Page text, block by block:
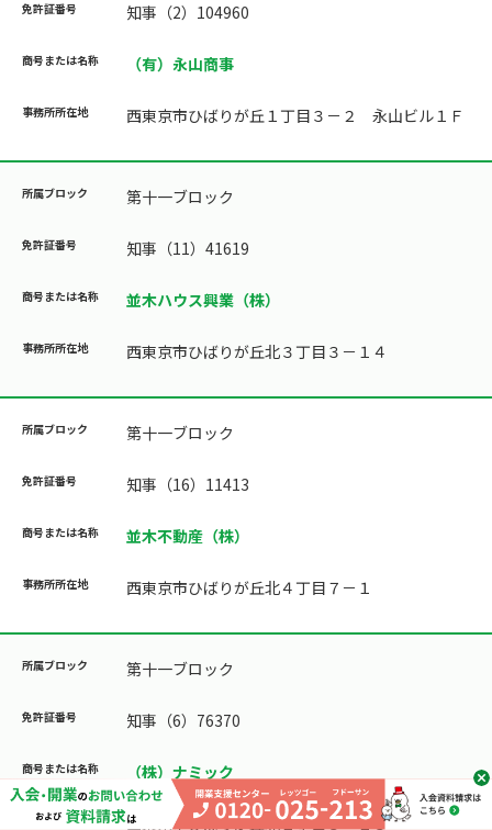
知事（2）104960
（有）永山商事
西東京市ひばりが丘１丁目３－２ 永山ビル１Ｆ
第十一ブロック
知事（11）41619
並木ハウス興業（株）
西東京市ひばりが丘北３丁目３－１４
第十一ブロック
知事（16）11413
並木不動産（株）
西東京市ひばりが丘北４丁目７－１
第十一ブロック
知事（6）76370
（株）ナミック
西東京市ひばりが丘北２丁目８－２３